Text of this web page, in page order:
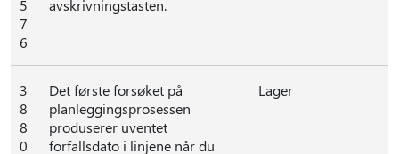
5
7
6
avskrivningstasten.
3
8
8
0
Det første forsøket på
planleggingsprosessen
produserer uventet
forfallsdato i linjene når du
Lager